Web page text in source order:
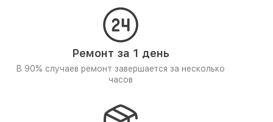
Ремонт за 1 день
В 90% случаев ремонт завершается за несколько
часов